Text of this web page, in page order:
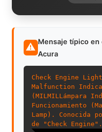
⚠ Mensaje típico
Acura
Check Engine Light
Malfunction
( MIL MIL Lámpara
Funcionamiento
Lamp). Conocida
de "Check Engine".